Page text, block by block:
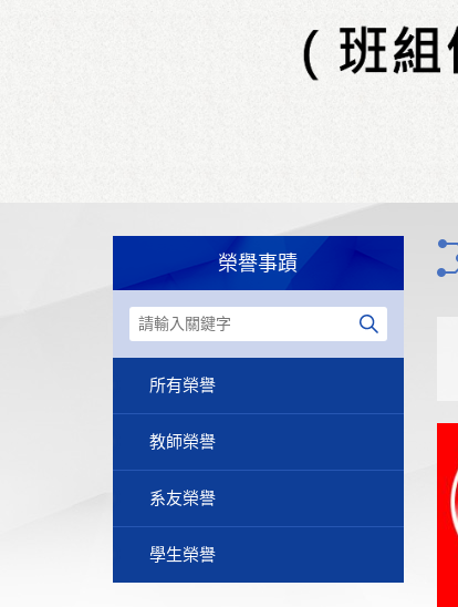
榮譽事蹟
所有榮譽
教師榮譽
系友榮譽
學生榮譽